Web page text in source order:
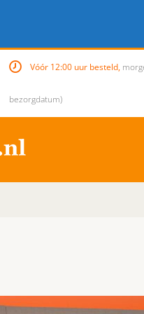
Vóór 12:00 uur besteld,
bezorgdatum)